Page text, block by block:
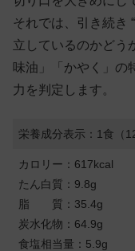
それでは、引き続き
立しているのかどう
味油」「かやく」の
力を判定します。
栄養成分表示：1食（
カロリー：617kcal
たん白質：9.8g
脂 質：35.4g
炭水化物：64.9g
食塩相当量：5.9g